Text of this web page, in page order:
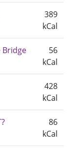
389
kCal
Bridge
56
kCal
428
kCal
86
kCal